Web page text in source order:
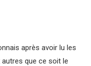
après avoir lu les
que ce soit le